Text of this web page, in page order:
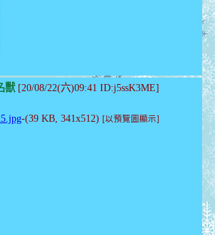
獸[20/08/22(六)09:41 ID:j5ssK3ME]
-(39 KB, 341x512) [以預覽圖顯示]